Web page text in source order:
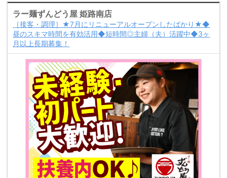
ラー麺ずんどう屋 姫路南店
［接客・調理］★7月にリニューアルオープンしたばかり★◆
昼のスキマ時間を有効活用◆短時間◎主婦（夫）活躍中◆3ヶ
月以上長期募集！